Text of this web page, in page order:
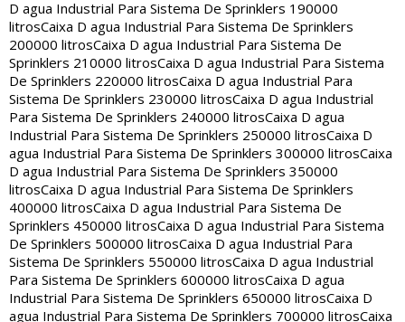
D agua Industrial Para Sistema De Sprinklers 190000
litrosCaixa D agua Industrial Para Sistema De Sprinklers
200000 litrosCaixa D agua Industrial Para Sistema De
Sprinklers 210000 litrosCaixa D agua Industrial Para Sistema
De Sprinklers 220000 litrosCaixa D agua Industrial Para
Sistema De Sprinklers 230000 litrosCaixa D agua Industrial
Para Sistema De Sprinklers 240000 litrosCaixa D agua
Industrial Para Sistema De Sprinklers 250000 litrosCaixa D
agua Industrial Para Sistema De Sprinklers 300000 litrosCaixa
D agua Industrial Para Sistema De Sprinklers 350000
litrosCaixa D agua Industrial Para Sistema De Sprinklers
400000 litrosCaixa D agua Industrial Para Sistema De
Sprinklers 450000 litrosCaixa D agua Industrial Para Sistema
De Sprinklers 500000 litrosCaixa D agua Industrial Para
Sistema De Sprinklers 550000 litrosCaixa D agua Industrial
Para Sistema De Sprinklers 600000 litrosCaixa D agua
Industrial Para Sistema De Sprinklers 650000 litrosCaixa D
agua Industrial Para Sistema De Sprinklers 700000 litrosCaixa